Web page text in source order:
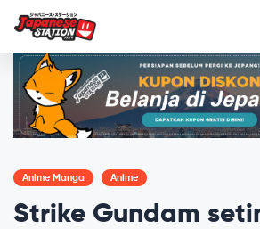
Anime Manga Anime
Strike Gundam